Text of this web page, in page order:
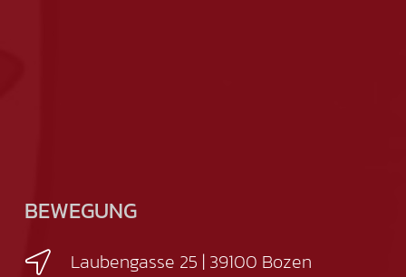
BEWEGUNG
Laubengasse 25 | 39100 Bozen